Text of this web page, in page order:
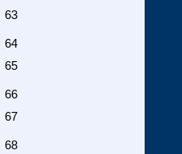
63
64
65
66
67
68